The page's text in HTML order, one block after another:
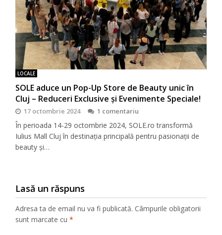
LOCALE
SOLE aduce un Pop-Up Store de Beauty unic în
Cluj – Reduceri Exclusive și Evenimente Speciale!
17 octombrie 2024 1 comentariu
În perioada 14-29 octombrie 2024, SOLE.ro transformă
Iulius Mall Cluj în destinația principală pentru pasionații de
beauty și…
Lasă un răspuns
Adresa ta de email nu va fi publicată. Câmpurile obligatorii
sunt marcate cu*